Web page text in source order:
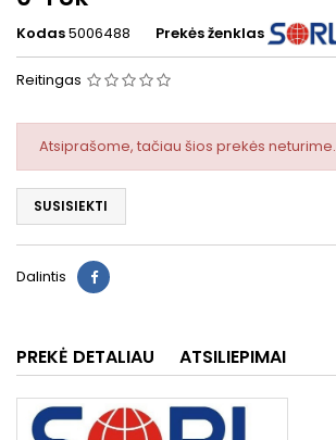
Kodas5006488 Prekės ženklas
Reitingas
Atsiprašome, tačiau šios prekės neturime.
SUSISIEKTI
Dalintis
PREKĖ DETALIAU ATSILIEPIMAI